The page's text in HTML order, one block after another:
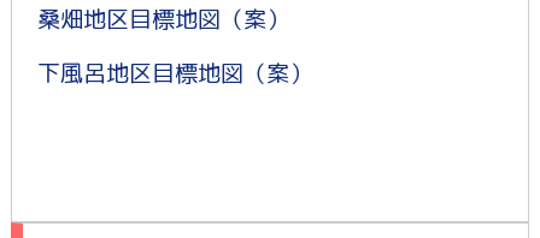
桑畑地区目標地図（案）
下風呂地区目標地図（案）